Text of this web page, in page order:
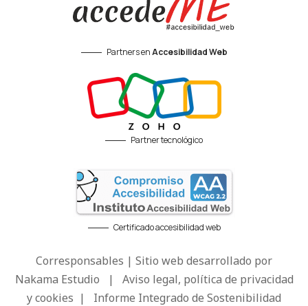
Partners enAccesibilidad Web
Partner tecnológico
Certificado accesibilidad web
Corresponsables | Sitio web desarrollado por
Nakama Estudio | Aviso legal, política de privacidad
y cookies | Informe Integrado de Sostenibilidad